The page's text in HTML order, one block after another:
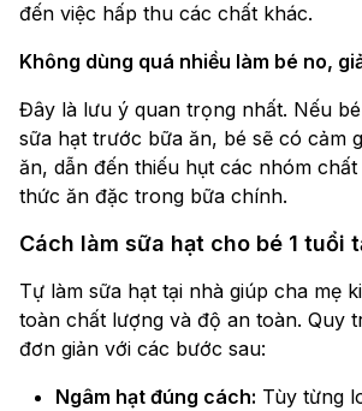
đến việc hấp thu các chất khác.
Không dùng quá nhiều làm bé no,
Đây là lưu ý quan trọng nhất. Nếu
sữa hạt trước bữa ăn, bé sẽ có cảm
ăn, dẫn đến thiếu hụt các nhóm
thức ăn đặc trong bữa chính.
Cách làm sữa hạt cho bé 1 tuổi
Tự làm sữa hạt tại nhà giúp cha mẹ
toàn chất lượng và độ an toàn. Quy
đơn giản với các bước sau:
Ngâm hạt đúng cách: Tùy từng